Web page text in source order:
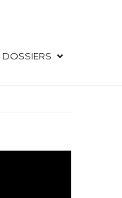
DOSSIERS